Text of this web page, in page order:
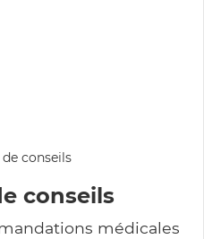
conseils
médicales